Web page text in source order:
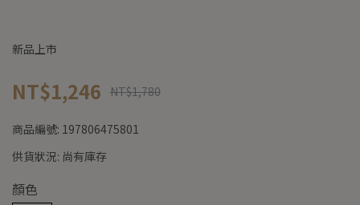
新品上市
NT$1,246 NT$1,780
商品編號: 197806475801
供貨狀況: 尚有庫存
顏色